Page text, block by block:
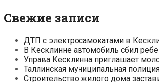
Свежие записи
ДТП с электросамокатами в
В Кесклинне автомобиль сбил
Управа Кесклинна приглашает
Таллинская муниципальная
Строительство жилого дома